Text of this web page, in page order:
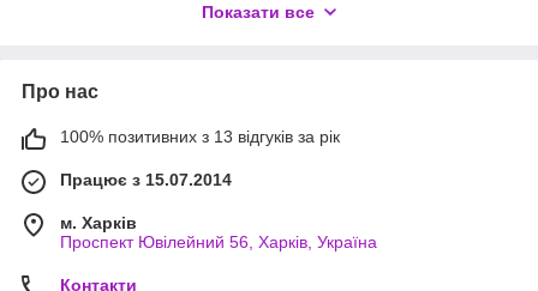
повсякденний одяг для чоловіків
Модні чоловічі домашні костюми, піжами, комплекти для
домашнього, комфортного відпочинку.
чоловік любить відчувати себе комфортно і затишно. Та
чоловічий одяг для дому грає в цьому не останню роль.
Пропонуємо асортимент від знаменитих Турецьких
Показати все
Про нас
100% позитивних з 13 відгуків за рік
Працює з 15.07.2014
м. Харків
Проспект Ювілейний 56, Харків, Україна
Контакти